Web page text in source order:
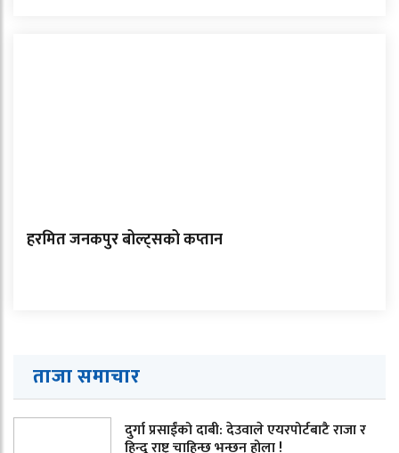
हरमित जनकपुर बोल्ट्सको कप्तान
ताजा समाचार
दुर्गा प्रसाईंको दाबी: देउवाले एयरपोर्टबाटै राजा र
हिन्दू राष्ट्र चाहिन्छ भन्छन् होला !